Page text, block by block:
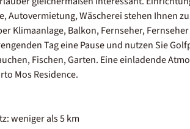
Autovermietung, Wäscherei stehen Ihnen
Klimaanlage, Balkon, Fernseher,
Tag eine Pause und nutzen Sie
Fischen, Garten. Eine einladende
Mos Residence.
weniger als 5 km